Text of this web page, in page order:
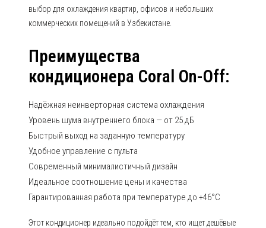
выбор для охлаждения квартир, офисов и небольших
коммерческих помещений в Узбекистане.
Преимущества
кондиционера Coral On-Off:
Надёжная неинверторная система охлаждения
Уровень шума внутреннего блока — от 25 дБ
Быстрый выход на заданную температуру
Удобное управление с пульта
Современный минималистичный дизайн
Идеальное соотношение цены и качества
Гарантированная работа при температуре до +46°C
Этот кондиционер идеально подойдёт тем, кто ищет дешёвые